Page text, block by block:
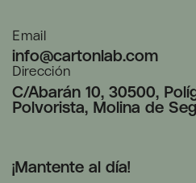
Email
info@cartonlab.com
Dirección
C/Abarán 10, 30500,
Polvorista, Molina de
¡Mantente al día!